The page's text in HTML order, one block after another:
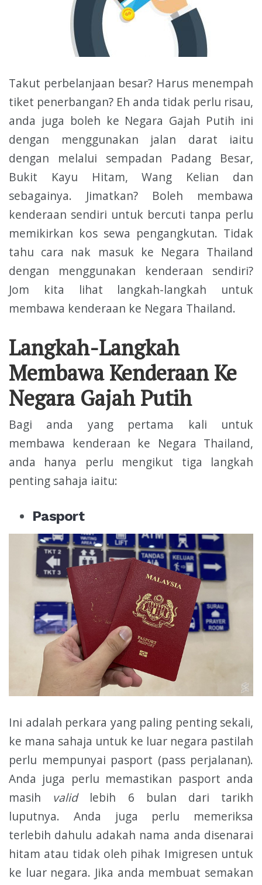
Takut perbelanjaan besar? Harus menempah
tiket penerbangan? Eh anda tidak perlu risau,
anda juga boleh ke Negara Gajah Putih ini
dengan menggunakan jalan darat iaitu
dengan melalui sempadan Padang Besar,
Bukit Kayu Hitam, Wang Kelian dan
sebagainya. Jimatkan? Boleh membawa
kenderaan sendiri untuk bercuti tanpa perlu
memikirkan kos sewa pengangkutan. Tidak
tahu cara nak masuk ke Negara Thailand
dengan menggunakan kenderaan sendiri?
Jom kita lihat langkah-langkah untuk
membawa kenderaan ke Negara Thailand.
Langkah-Langkah
Membawa Kenderaan Ke
Negara Gajah Putih
Bagi anda yang pertama kali untuk
membawa kenderaan ke Negara Thailand,
anda hanya perlu mengikut tiga langkah
penting sahaja iaitu:
Pasport
Ini adalah perkara yang paling penting sekali,
ke mana sahaja untuk ke luar negara pastilah
perlu mempunyai pasport (pass perjalanan).
Anda juga perlu memastikan pasport anda
masih validlebih 6 bulan dari tarikh
luputnya. Anda juga perlu memeriksa
terlebih dahulu adakah nama anda disenarai
hitam atau tidak oleh pihak Imigresen untuk
ke luar negara. Jika anda membuat semakan